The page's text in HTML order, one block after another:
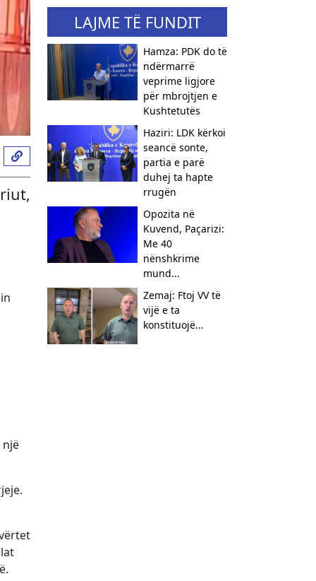
një
LAJME TË FUNDIT
Hamza: PDK do të
ndërmarrë
veprime ligjore
për mbrojtjen e
Kushtetutës
Haziri: LDK kërkoi
seancë sonte,
partia e parë
duhej ta hapte
rrugën
Opozita në
Kuvend, Paçarizi:
Me 40
nënshkrime
mund...
Zemaj: Ftoj VV të
vijë e ta
konstituojë...